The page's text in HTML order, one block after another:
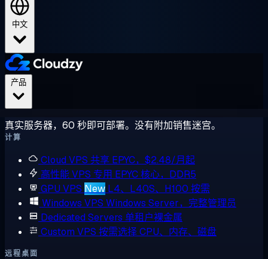
中文
真实服务器，60 秒即可部署。没有附加销售迷宫。
计算
Cloud VPS 共享 EPYC，$2.48/月起
高性能 VPS 专用 EPYC 核心，DDR5
GPU VPS New L4、L40S、H100 按需
Windows VPS Windows Server，完整管理员
Dedicated Servers 单租户裸金属
Custom VPS 按需选择 CPU、内存、磁盘
远程桌面